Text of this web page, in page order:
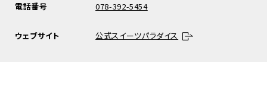
電話番号 078-392-5454
ウェブサイト 公式スイーツパラダイス